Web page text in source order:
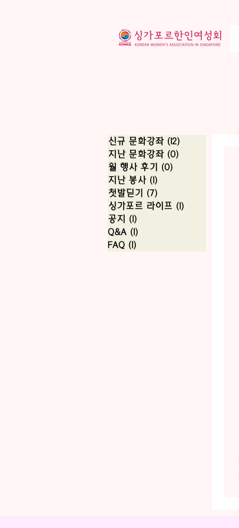
신규 문화강좌 (12)
지난 문화강좌 (0)
월 행사 후기
(0)
지난 봉사 (1)
첫발딛기
(7)
싱가포르 라이프 (1)
공지
(1)
Q&A (1)
FAQ (1)